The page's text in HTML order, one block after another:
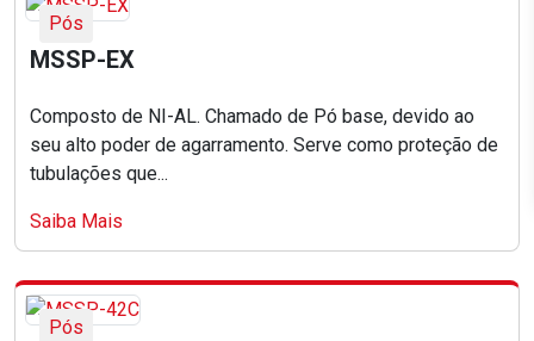
Pós
MSSP-EX
Composto de NI-AL. Chamado de Pó base, devido ao
seu alto poder de agarramento. Serve como proteção de
tubulações que...
Saiba Mais
Pós